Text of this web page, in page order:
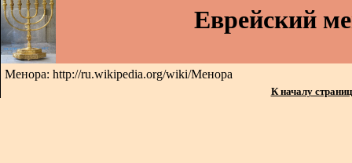
Еврейский
Менора: http://ru.wikipedia.org/wiki/Менора
К началу